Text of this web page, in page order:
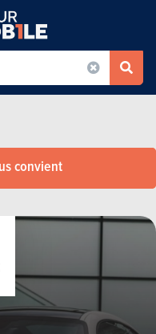
convient